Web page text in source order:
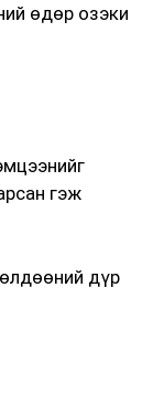
өдөр озэки
гэж
дүр